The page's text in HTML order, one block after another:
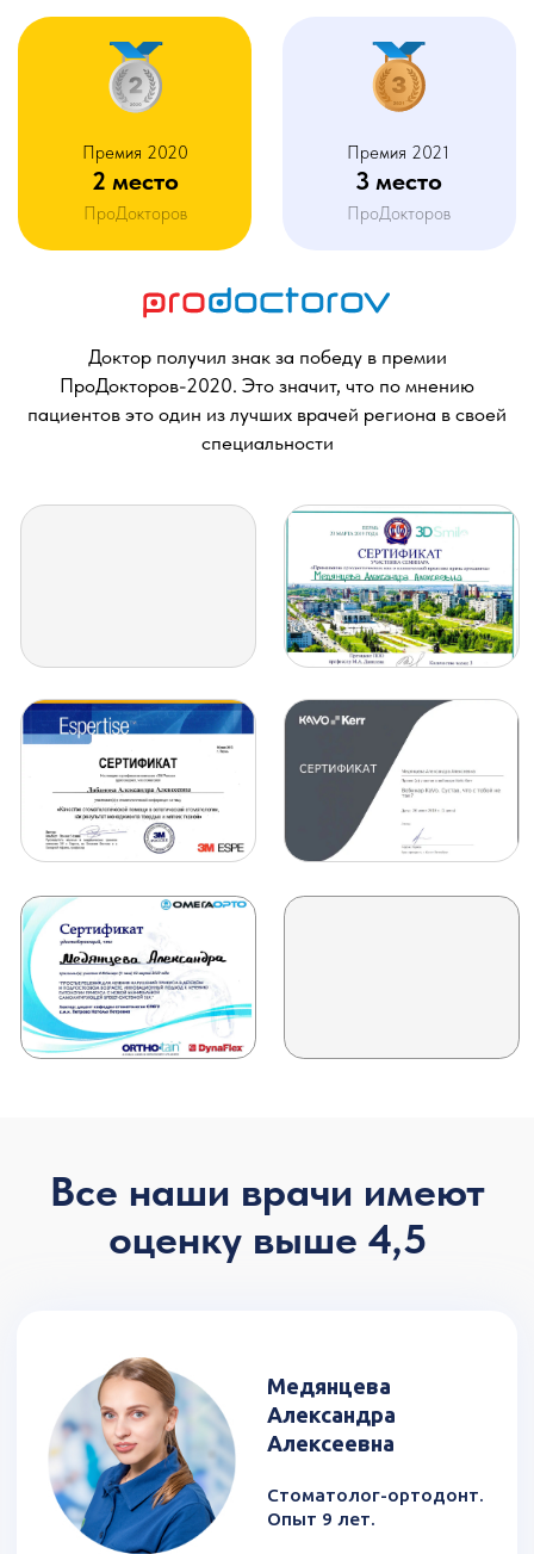
Санкт -Петербурга .
Записаться
Сертификаты
Образование
в 2019 г окончила с красным дипломом
прошла ординатуру ,год окончания 2021
Стоматолог-ортодонт.
Черемных
Доктор считает, что ее призвание
заключается в том, чтобы преображать
здоровыми. Анна Ивановна уделяет
особое внимание качественной
диагностике. Она уверена, что залог
успешного ортодонтического лечения —
это четкий план действий врача и тесное
сотрудничество с пациентом.
Доктор регулярно посещает
Записаться
Сертификаты
Образование
Пермский государственный медицинский
университет им. акад. Е.А. Вагнера
Смотреть
видеоприветствие